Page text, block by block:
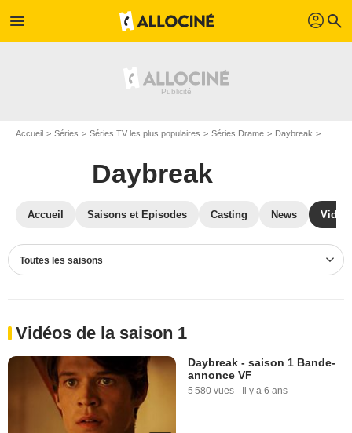
menu profil search
Accueil Séries Séries TV les plus populaires Séries Drame Daybreak
Daybreak
Accueil Saisons et Episodes Casting News
Toutes les saisons
Vidéos de la saison 1
Daybreak - saison 1 Bande-
annonce VF
5 580 vues - Il y a 6 ans